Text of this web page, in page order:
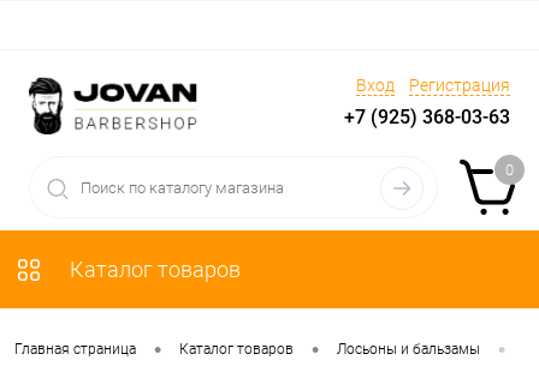
Вход Регистрация
+7 (925) 368-03-63
0
Каталог товаров
Главная страница • Каталог товаров • Лосьоны и бальзамы •